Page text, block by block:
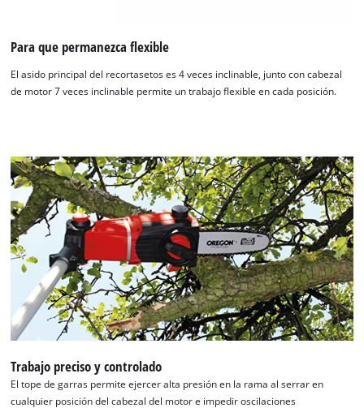
¡Necesitamos su consentimiento para
to trackers that are not disclosed to the
visitor. The website owner needs to setup
the site with their CMP to add this content
to the list of technologies used.
Powered byUsercentrics Consent
Management Platform
Para que permanezca flexible
El asido principal del recortasetos es 4 veces inclinable, junto con cabezal
de motor 7 veces inclinable permite un trabajo flexible en cada posición.
Trabajo preciso y controlado
El tope de garras permite ejercer alta presión en la rama al serrar en
cualquier posición del cabezal del motor e impedir oscilaciones